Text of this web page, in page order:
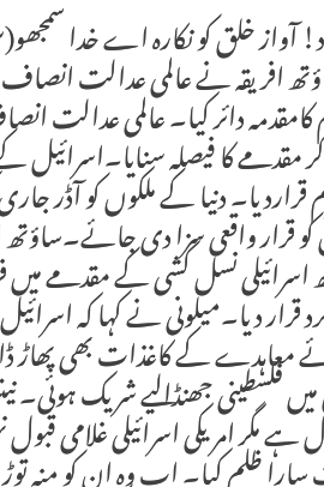
کو نکارہ اے خدا سمجھو(۲)۔میر افسر امان۔،۔
افریقہ نے عالمی عدالت
دائر کیا۔ عالمی عدالت
کا فیصلہ سنایا۔اسرائیل
دنیا کے ملکوں کو آڈر
قرار واقعی سزا دی
نسل کشی کے مقدمے میں
دیا۔میلونی نے کہا کہ
کے کاغذات بھی پھاڑ
جھنڈالیے شریک ہوئی۔
مگر امریکی اسرائیلی غلامی